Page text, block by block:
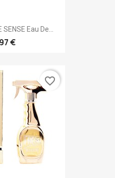
Eau De...
€
favorite_border